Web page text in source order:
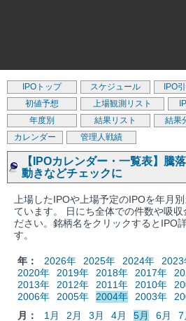
IPOトップ スケジュール
IPO
初値予想
上場観測リスト
年度別
結果リスト 結果
カレンダー
管理人戦績
【IPOカレンダー・一覧表】騰
動きなどチェックに
上場したIPOや上場予定のIPOを年月
ています。 日にち全体での件数や吸収
ださい。銘柄名をクリックするとIPO
す。
年： 2026年 2025年 2024年 2023
2020年
2019年 2018年 2017年
2013年
2012年 2011年 2010年
2006年
2005年 2004年 2003年
月：
1月 2月 3月 4月 5月 6月 7